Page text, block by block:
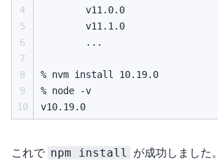
4
5
6
7
8
9
10
        v11.0.0
        v11.1.0
        ...
% nvm install 10.19.0
% node -v
これで npm install が成功しました。